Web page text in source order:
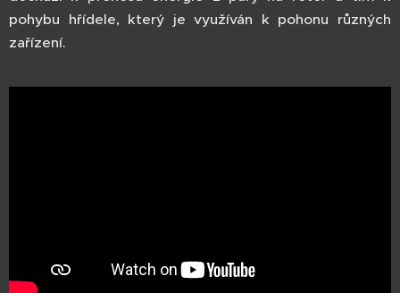
pohybu hřídele, který je využíván k pohonu různých
zařízení.